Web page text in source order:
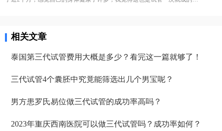
吃不好睡不好。 由于积液严重，直接住院治疗，期间对几种治疗的药物全部
多。这关算是熬过去了。 补充下，造成卵巢过度刺激征的原因一个是因为年
轻，卵巢敏感，受到大量药物刺激，激素水平失调，再者就是血液里的电解
医生说要平常心，但我看姐妹们的分享知道成功率可能只有1成不到了。 因
又吓得不行，但是我想既然都到了现在，不想浪费这么多心血，再者调理了
天移植。 11月28号移植当天，我紧张半天，移植竟然一点感觉都没有。移植
相关文章
泰国第三代试管费用大概是多少？看完这一篇就够了！
三代试管4个囊胚中究竟能筛选出几个男宝呢？
男方患罗氏易位做三代试管的成功率高吗？
2023年重庆西南医院可以做三代试管吗？成功率如何？